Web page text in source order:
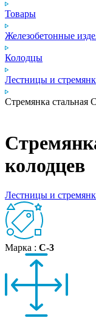
Товары
Железобетонные
Колодцы
Лестницы и
Стремянка стальная
колодцев
Лестницы и
Марка : С‑3